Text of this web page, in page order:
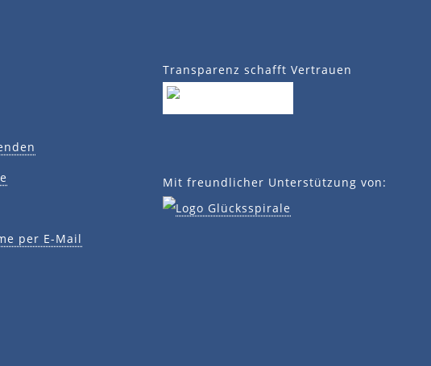
per E-Mail
Transparenz schafft Vertrauen
Mit freundlicher Unterstützung von: